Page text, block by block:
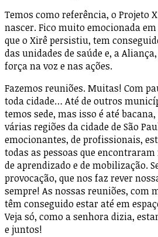
Temos como referência, o Projeto
nascer. Fico muito emocionada
que o Xirê persistiu, tem
das unidades de saúde e, a
força na voz e nas ações.
Fazemos reuniões. Muitas! Com
toda cidade… Até de outros
temos sede, mas isso é até
várias regiões da cidade de São
emocionantes, de profissionais,
todas as pessoas que
de aprendizado e de mobilização.
provocação, que nos faz rever
sempre! As nossas reuniões, com
têm conseguido estar até em
Veja só, como a senhora dizia,
e juntos!